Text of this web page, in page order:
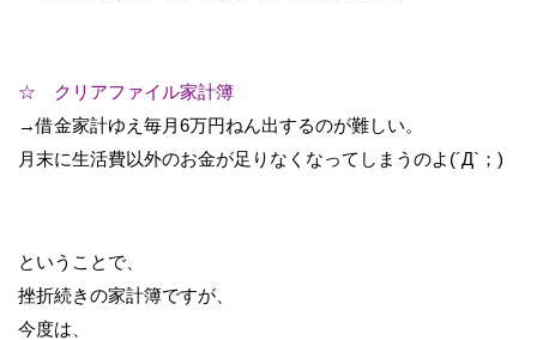
☆ クリアファイル家計簿
→借金家計ゆえ毎月6万円ねん出するのが難しい。
月末に生活費以外のお金が足りなくなってしまうのよ(´Д`；)
ということで、
挫折続きの家計簿ですが、
今度は、